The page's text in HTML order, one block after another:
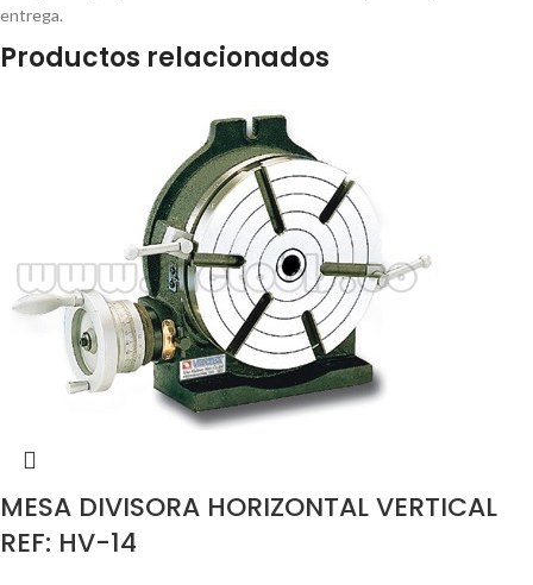
entrega.
Productos relacionados
MESA DIVISORA HORIZONTAL VERTICAL
REF: HV-14